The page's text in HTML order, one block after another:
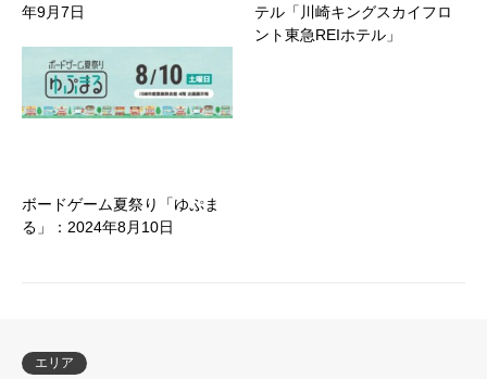
年9月7日
テル「川崎キングスカイフロ
ント東急REIホテル」
ボードゲーム夏祭り「ゆぷま
る」：2024年8月10日
エリア